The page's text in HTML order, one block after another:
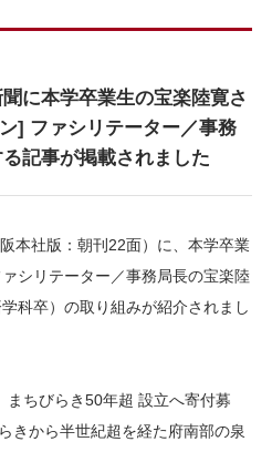
に本学卒業生の宝楽陸寛さ
] ファシリテーター／事務
記事が掲載されました
本社版：朝刊22面）に、本学卒業
シリテーター／事務局長の宝楽陸
科卒）の取り組みが紹介されまし
ちびらき50年超 設立へ寄付募
きから半世紀超を経た府南部の泉